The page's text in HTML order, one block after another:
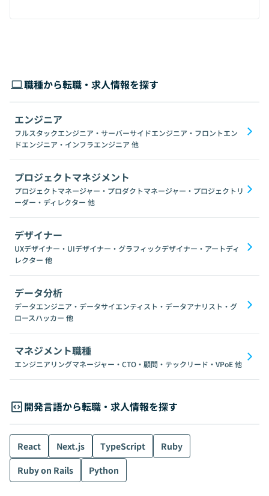
職種から転職・求人情報を探す
エンジニア
フルスタックエンジニア・サーバーサイドエンジニア・フロントエン
ドエンジニア・インフラエンジニア 他
プロジェクトマネジメント
プロジェクトマネージャー・プロダクトマネージャー・プロジェクトリ
ーダー・ディレクター 他
デザイナー
UXデザイナー・UIデザイナー・グラフィックデザイナー・アートディ
レクター 他
データ分析
データエンジニア・データサイエンティスト・データアナリスト・グ
ロースハッカー 他
マネジメント職種
エンジニアリングマネージャー・CTO・顧問・テックリード・VPoE他
開発言語から転職・求人情報を探す
React Next.js TypeScript
Ruby
Ruby on Rails
Python